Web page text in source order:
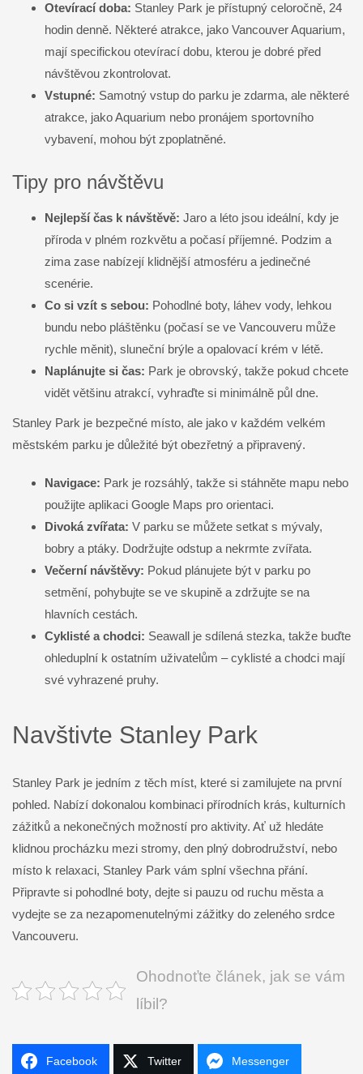
Otevírací doba: Stanley Park je přístupný celoročně, 24
hodin denně. Některé atrakce, jako Vancouver Aquarium,
mají specifickou otevírací dobu, kterou je dobré před
návštěvou zkontrolovat.
Vstupné: Samotný vstup do parku je zdarma, ale některé
atrakce, jako Aquarium nebo pronájem sportovního
vybavení, mohou být zpoplatněné.
Tipy pro návštěvu
Nejlepší čas k návštěvě: Jaro a léto jsou ideální, kdy je
příroda v plném rozkvětu a počasí příjemné. Podzim a
zima zase nabízejí klidnější atmosféru a jedinečné
scenérie.
Co si vzít s sebou: Pohodlné boty, láhev vody, lehkou
bundu nebo pláštěnku (počasí se ve Vancouveru může
rychle měnit), sluneční brýle a opalovací krém v létě.
Naplánujte si čas: Park je obrovský, takže pokud chcete
vidět většinu atrakcí, vyhraďte si minimálně půl dne.
Stanley Park je bezpečné místo, ale jako v každém velkém
městském parku je důležité být obezřetný a připravený.
Navigace: Park je rozsáhlý, takže si stáhněte mapu nebo
použijte aplikaci Google Maps pro orientaci.
Divoká zvířata: V parku se můžete setkat s mývaly,
bobry a ptáky. Dodržujte odstup a nekrmte zvířata.
Večerní návštěvy: Pokud plánujete být v parku po
setmění, pohybujte se ve skupině a zdržujte se na
hlavních cestách.
Cyklisté a chodci: Seawall je sdílená stezka, takže buďte
ohleduplní k ostatním uživatelům – cyklisté a chodci mají
své vyhrazené pruhy.
Navštivte Stanley Park
Stanley Park je jedním z těch míst, které si zamilujete na první
pohled. Nabízí dokonalou kombinaci přírodních krás, kulturních
zážitků a nekonečných možností pro aktivity. Ať už hledáte
klidnou procházku mezi stromy, den plný dobrodružství, nebo
místo k relaxaci, Stanley Park vám splní všechna přání.
Připravte si pohodlné boty, dejte si pauzu od ruchu města a
vydejte se za nezapomenutelnými zážitky do zeleného srdce
Vancouveru.
Ohodnoťte článek, jak se vám
líbil?
Facebook Twitter Messenger